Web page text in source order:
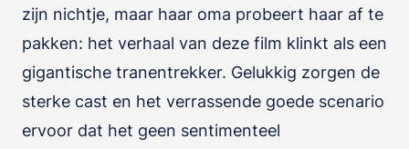
zijn nichtje, maar haar oma probeert haar af te
pakken: het verhaal van deze film klinkt als een
gigantische tranentrekker. Gelukkig zorgen de
sterke cast en het verrassende goede scenario
ervoor dat het geen sentimenteel